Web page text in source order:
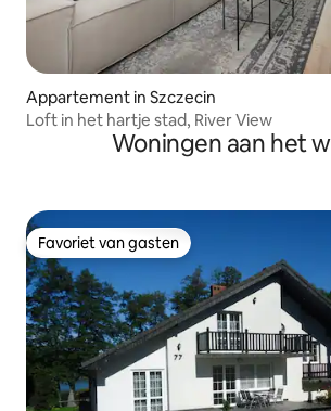
Appartement in Szczecin
Loft in het hartje stad, River View
Woningen aan het
Favoriet van gasten
Favoriet van gasten